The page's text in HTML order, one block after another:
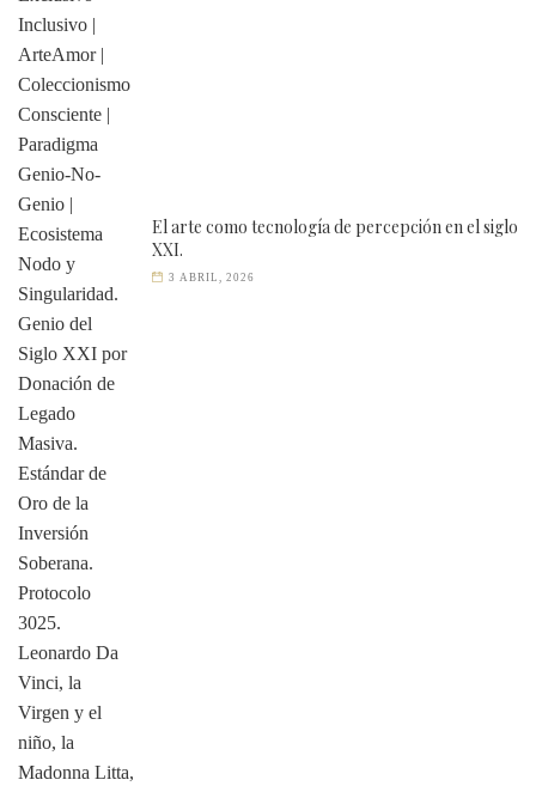
El arte como tecnología de percepción en el siglo
XXI.
3 ABRIL, 2026